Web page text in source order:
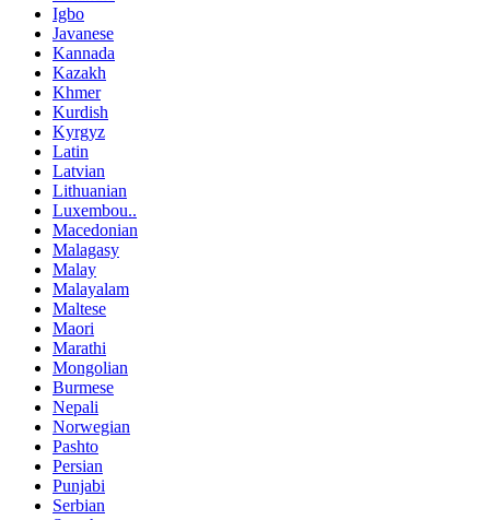
Igbo
Javanese
Kannada
Kazakh
Khmer
Kurdish
Kyrgyz
Latin
Latvian
Lithuanian
Luxembou..
Macedonian
Malagasy
Malay
Malayalam
Maltese
Maori
Marathi
Mongolian
Burmese
Nepali
Norwegian
Pashto
Persian
Punjabi
Serbian